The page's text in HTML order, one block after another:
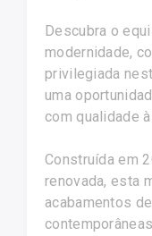
Descubra o
modernidade,
privilegiada
uma
com qualidade
Construída em
renovada, esta
acabamentos